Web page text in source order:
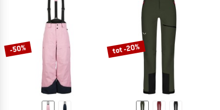
NU TOT MAAR LIEFST -50%
-50% tot -20%